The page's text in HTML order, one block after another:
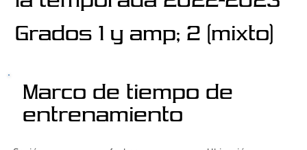
Grados 1 y amp; 2 (mixto)
Marco de tiempo de
entrenamiento